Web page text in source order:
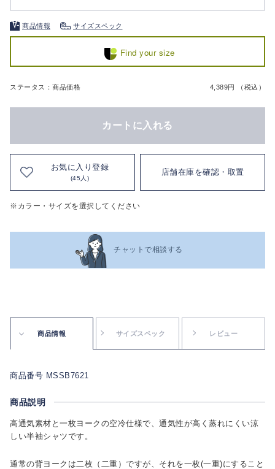
商品情報 サイズスペック
Find your size
ステータス：商品価格 4,389円 （税込）
カートに入れる
お気に入り登録
(45人)
店舗在庫を確認・取置
※カラー・サイズを選択してください
チャットで相談する
商品情報 サイズスペック レビュー
商品番号 MSSB7621
商品説明
高通気素材と一枚ヨークの空冷仕様で、通気性が高く蒸れにくい涼
しい半袖シャツです。
通常の背ヨークは二枚（二重）ですが、それを一枚(一重)にすること